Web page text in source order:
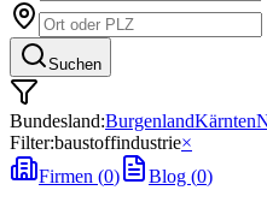
Suchen
Bundesland:BurgenlandKärnten
Filter:baustoffindustrie×
Firmen (0) Blog (0)